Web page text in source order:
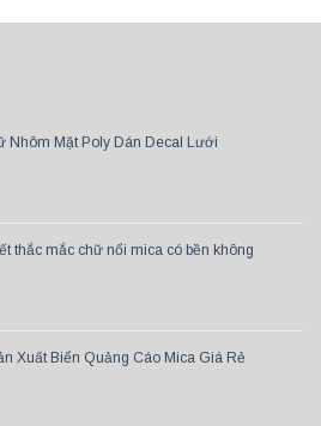
Nhôm Mặt Poly Dán Decal Lưới
thắc mắc chữ nổi mica có bền không
Xuất Biển Quảng Cáo Mica Giá Rẻ